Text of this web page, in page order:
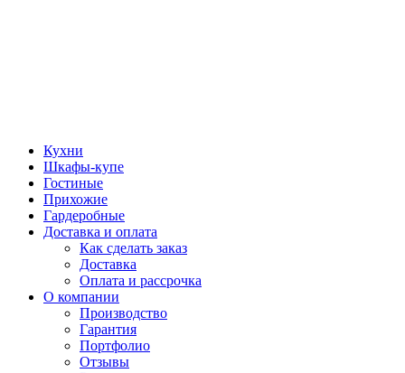
Кухни
Шкафы-купе
Гостиные
Прихожие
Гардеробные
Доставка и оплата
Как сделать заказ
Доставка
Оплата и рассрочка
О компании
Производство
Гарантия
Портфолио
Отзывы